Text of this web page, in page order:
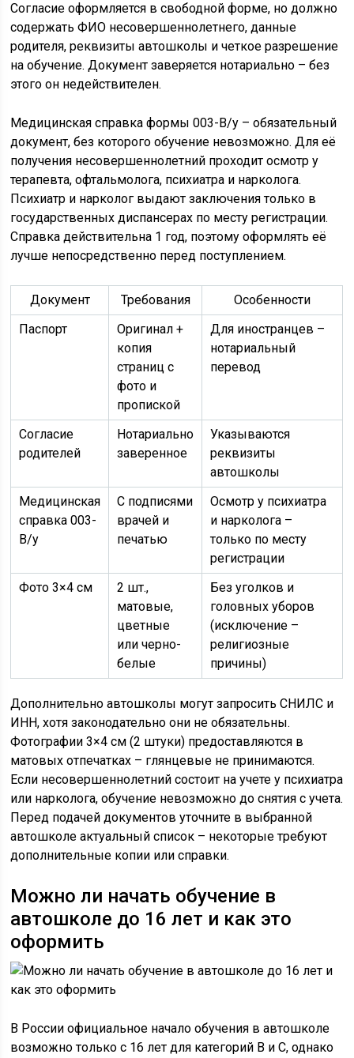
Согласие оформляется в свободной форме, но должно
содержать ФИО несовершеннолетнего, данные
родителя, реквизиты автошколы и четкое разрешение
на обучение. Документ заверяется нотариально – без
этого он недействителен.
Медицинская справка формы 003-В/у – обязательный
документ, без которого обучение невозможно. Для её
получения несовершеннолетний проходит осмотр у
терапевта, офтальмолога, психиатра и нарколога.
Психиатр и нарколог выдают заключения только в
государственных диспансерах по месту регистрации.
Справка действительна 1 год, поэтому оформлять её
лучше непосредственно перед поступлением.
Документ Требования
Особенности
Паспорт
Оригинал +
копия
страниц с
фото и
пропиской
Для иностранцев –
нотариальный
перевод
Согласие
родителей
Нотариально
заверенное
Указываются
реквизиты
автошколы
Медицинская
справка 003-
В/у
С подписями
врачей и
печатью
Осмотр у психиатра
и нарколога –
только по месту
регистрации
Фото 3×4 см
2 шт.,
матовые,
цветные
или черно-
белые
Без уголков и
головных уборов
(исключение –
религиозные
причины)
Дополнительно автошколы могут запросить СНИЛС и
ИНН, хотя законодательно они не обязательны.
Фотографии 3×4 см (2 штуки) предоставляются в
матовых отпечатках – глянцевые не принимаются.
Если несовершеннолетний состоит на учете у психиатра
или нарколога, обучение невозможно до снятия с учета.
Перед подачей документов уточните в выбранной
автошколе актуальный список – некоторые требуют
дополнительные копии или справки.
Можно ли начать обучение в
автошколе до 16 лет и как это
оформить
В России официальное начало обучения в автошколе
возможно только с 16 лет для категорий B и C, однако